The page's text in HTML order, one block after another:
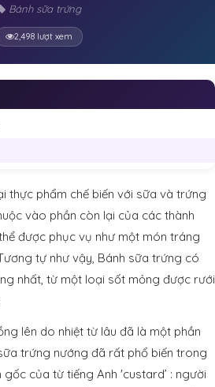
Bánh sữa trứng
2,498 lượt xem
thực phẩm chế biến với sữa và trứng
vào phần còn lại của các thành
được phục vụ như một món tráng
tự như vậy, Bánh sữa trứng có
nhất, từ một loại sốt mỏng được rưới
lên do nhiệt từ lâu đã là một phần
trứng nướng đã rất phổ biến trong
của từ tiếng Anh 'custard’ : người